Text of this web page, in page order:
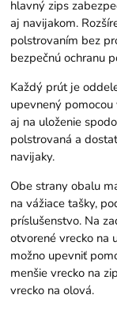
hlavný zips
aj navijakom.
polstrovaním bez
bezpečnú ochranu
Každý prút je
upevnený
aj na uloženie
polstrovaná a
navijaky.
Obe strany obalu
na vážiace tašky,
príslušenstvo. Na
otvorené vrecko na
možno upevniť
menšie vrecko na
vrecko na olová.